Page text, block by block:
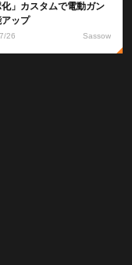
化」カスタムで電動ガン
ップ
26 Sassow